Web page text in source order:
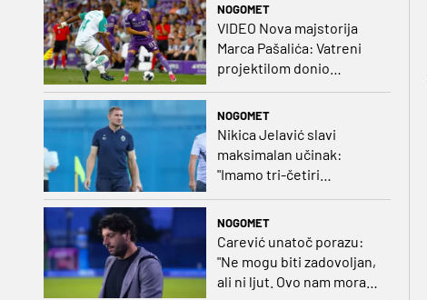
NOGOMET
VIDEO Nova majstorija
Marca Pašalića: Vatreni
projektilom donio
NOGOMET
Nikica Jelavić slavi
maksimalan učinak:
"Imamo tri-četiri
NOGOMET
Carević unatoč porazu:
"Ne mogu biti zadovoljan,
ali ni ljut. Ovo nam mora